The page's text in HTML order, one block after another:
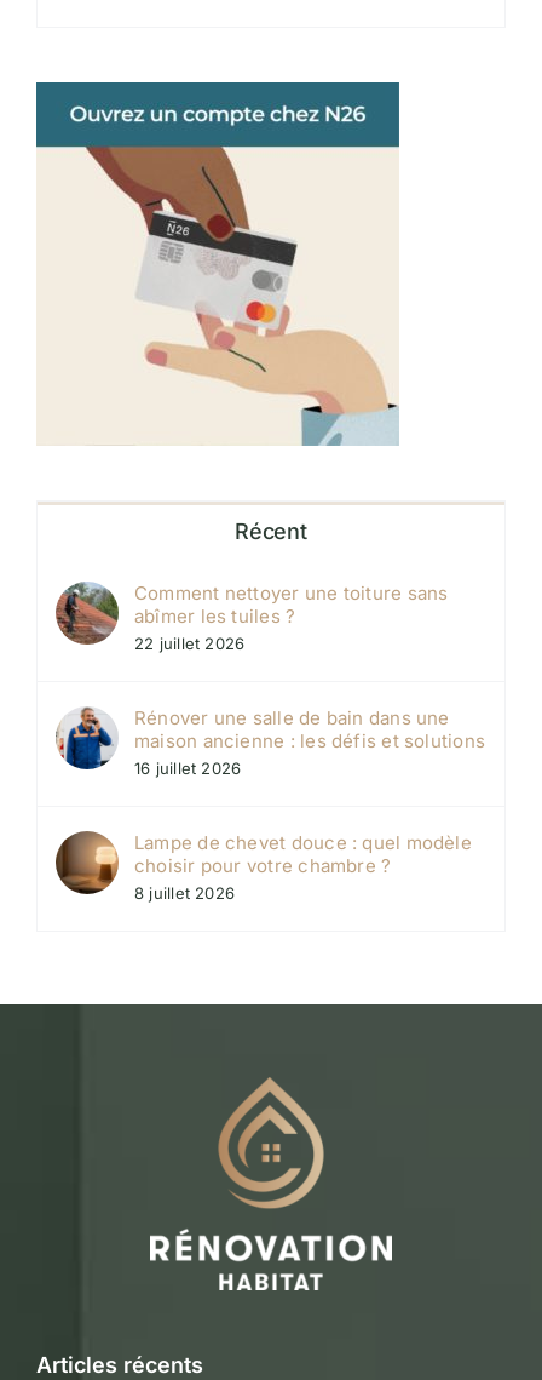
Récent
Comment nettoyer une toiture sans
abîmer les tuiles ?
22 juillet 2026
Rénover une salle de bain dans une
maison ancienne : les défis et solutions
16 juillet 2026
Lampe de chevet douce : quel modèle
choisir pour votre chambre ?
8 juillet 2026
Articles récents